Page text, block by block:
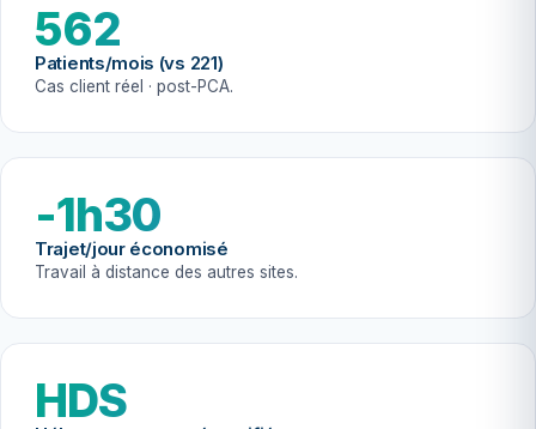
562
Patients/mois (vs 221)
Cas client réel · post-PCA.
-1h30
Trajet/jour économisé
Travail à distance des autres sites.
HDS